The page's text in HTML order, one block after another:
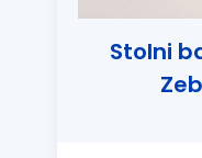
Stolni